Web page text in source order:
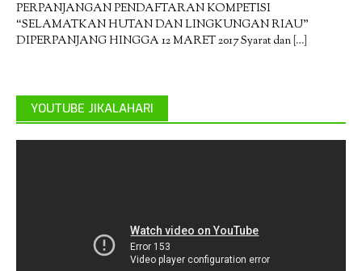
PERPANJANGAN PENDAFTARAN KOMPETISI
“SELAMATKAN HUTAN DAN LINGKUNGAN RIAU”
DIPERPANJANG HINGGA 12 MARET 2017 Syarat dan […]
YOUTUBE JIKALAHARI